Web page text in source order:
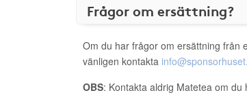
Frågor om ersättning?
Om du har frågor om ersättning från
vänligen kontakta
OBS: Kontakta aldrig Matetea om